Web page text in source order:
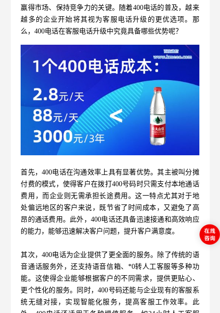
赢得市场、保持竞争力的关键。随着400电话的普及，越来
越多的企业开始将其视为客服电话升级的更优选项。那
么，400电话在客服电话升级中究竟具备哪些优势呢？
首先，400电话在沟通效率上具有显著优势。其主被叫分摊
付费的模式，使得客户在拨打400号码时只需支付本地通话
费用，而企业则无需承担长途费用。这一特点尤其对于地
处偏远地区的客户来说，既节省了时间成本，又避免了高
昂的通话费用。此外，400电话还具备迅速接通和高效响应
的能力，能够迅速解决客户问题，提升客户满意度。
其次，400电话为企业提供了更全面的服务。除了传统的语
音通话服务外，还支持语音信箱、*0转人工客服等多种功
能。这使得企业能够根据客户的不同需求，提供更贴心、
更个性化的服务。同时，400号码还能与企业现有的客服系
统无缝对接，实现智能化服务，提高客服工作效率。此